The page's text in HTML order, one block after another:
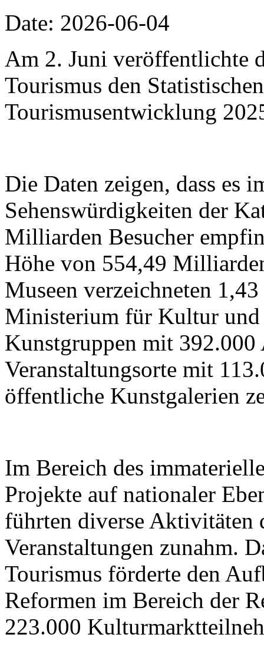
Date: 2026-06-04
Am 2. Juni veröffentlichte
Tourismus den
Tourismusentwicklung
Die Daten zeigen, dass es
Sehenswürdigkeiten der
Milliarden Besucher
Höhe von 554,49
Museen verzeichneten
Ministerium für Kultur und
Kunstgruppen mit
Veranstaltungsorte mit
öffentliche Kunstgalerien
Im Bereich des
Projekte auf nationaler
führten diverse Aktivitäten
Veranstaltungen zunahm.
Tourismus förderte den
Reformen im Bereich der
223.000